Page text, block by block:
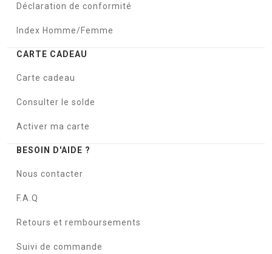
Déclaration de conformité
Index Homme/Femme
CARTE CADEAU
Carte cadeau
Consulter le solde
Activer ma carte
BESOIN D'AIDE ?
Nous contacter
F.A.Q
Retours et remboursements
Suivi de commande